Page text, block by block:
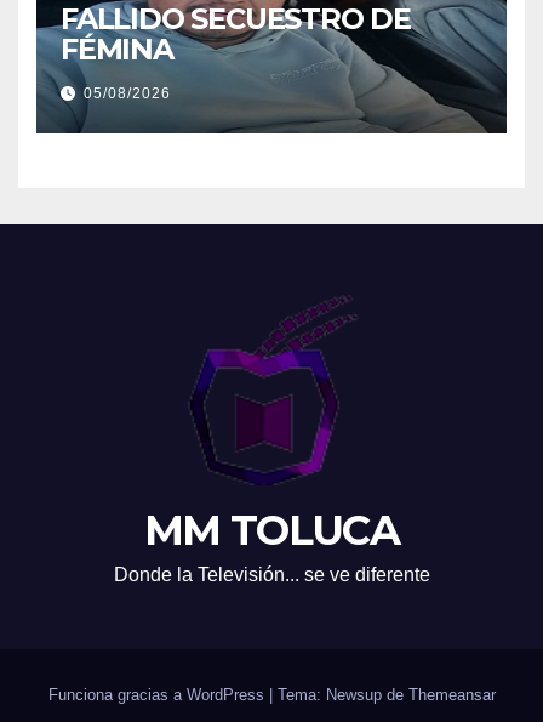
FALLIDO SECUESTRO DE
FÉMINA
05/08/2026
MM TOLUCA
Donde la Televisión... se ve diferente
Funciona gracias a WordPress Tema: Newsup de Themeansar